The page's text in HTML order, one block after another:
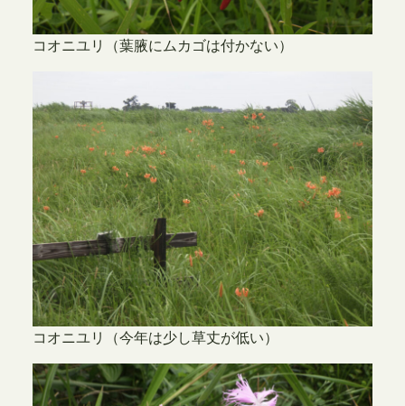
コオニユリ（葉腋にムカゴは付かない）
コオニユリ（今年は少し草丈が低い）